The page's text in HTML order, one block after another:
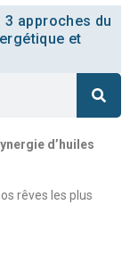
approches du
et
d’huiles
rêves les plus